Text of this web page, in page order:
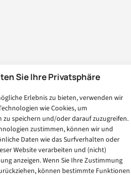
Sie Ihre Privatsphäre
Erlebnis zu bieten, verwenden wir
wie Cookies, um
speichern und/oder darauf zuzugreifen.
zustimmen, können wir und
Daten wie das Surfverhalten oder
Website verarbeiten und (nicht)
anzeigen. Wenn Sie Ihre Zustimmung
können bestimmte Funktionen